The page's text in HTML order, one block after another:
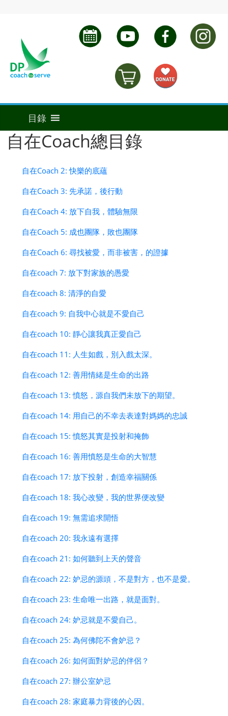
自在Coach總目錄
自在Coach 2: 快樂的底蘊
自在Coach 3: 先承諾，後行動
自在Coach 4: 放下自我，體驗無限
自在Coach 5: 成也團隊，敗也團隊
自在Coach 6: 尋找被愛，而非被害，的證據
自在coach 7: 放下對家族的愚愛
自在coach 8: 清淨的自愛
自在coach 9: 自我中心就是不愛自己
自在coach 10: 靜心讓我真正愛自己
自在coach 11: 人生如戲，別入戲太深。
自在coach 12: 善用情緒是生命的出路
自在coach 13: 憤怒，源自我們未放下的期望。
自在coach 14: 用自己的不幸去表達對媽媽的忠誠
自在coach 15: 憤怒其實是投射和掩飾
自在coach 16: 善用憤怒是生命的大智慧
自在coach 17: 放下投射，創造幸福關係
自在coach 18: 我心改變，我的世界便改變
自在coach 19: 無需追求開悟
自在coach 20: 我永遠有選擇
自在coach 21: 如何聽到上天的聲音
自在coach 22: 妒忌的源頭，不是對方，也不是愛。
自在coach 23: 生命唯一出路，就是面對。
自在coach 24: 妒忌就是不愛自己。
自在coach 25: 為何佛陀不會妒忌？
自在coach 26: 如何面對妒忌的伴侶？
自在coach 27: 辦公室妒忌
自在coach 28: 家庭暴力背後的心因。